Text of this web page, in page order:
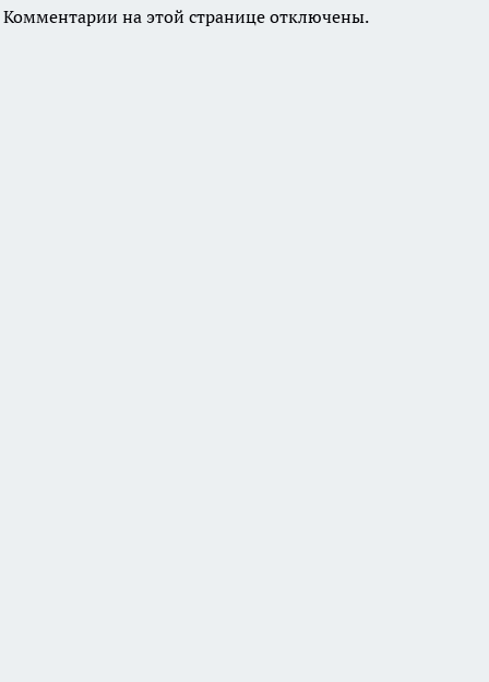
Комментарии на этой странице отключены.